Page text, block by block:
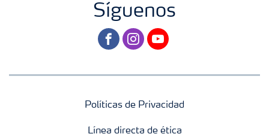
Síguenos
facebookinstagram
youtube
Políticas de Privacidad
Línea directa de ética